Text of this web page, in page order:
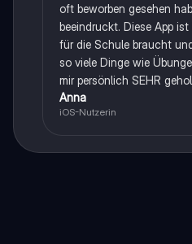
oft beworben gesehen
beeindruckt. Diese App
für die Schule braucht
so viele Dinge wie
mir persönlich SEHR
Anna
iOS-Nutzerin